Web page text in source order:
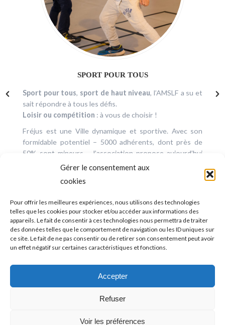
Gérer le consentement aux
cookies
Pour offrir les meilleures expériences, nous utilisons des technologies
telles que les cookies pour stocker et/ou accéder aux informations des
appareils. Le fait de consentir à ces technologies nous permettra de traiter
des données telles que le comportement de navigation ou les ID uniques sur
ce site. Le fait de ne pas consentir ou de retirer son consentement peut avoir
un effet négatif sur certaines caractéristiques et fonctions.
Accepter
Refuser
Voir les préférences
SPORT POUR TOUS
Sport pour tous, sport de haut niveau, l’AMSLF a su et
sait répondre à tous les défis.
Loisir ou compétition : à vous de choisir !
Fréjus est une Ville dynamique et sportive. Avec son
formidable potentiel – 5000 adhérents, dont près de
50% sont mineurs -, l’association propose aujourd’hui
plus de 50 activités réparties sur 24 sections